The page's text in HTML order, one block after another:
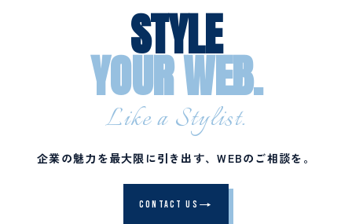
STYLE
YOUR WEB.
Like a Stylist.
企業の魅力を最大限に引き出す、WEBのご相談を。
CONTACT US